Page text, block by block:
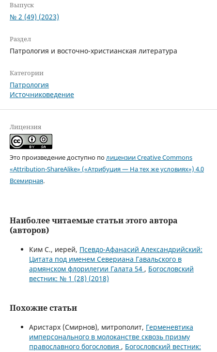
Выпуск
№ 2 (49) (2023)
Раздел
Патрология и восточно-христианская литература
Категории
Патрология
Источниковедение
Лицензия
Это произведение доступно полицензии Creative Commons
«Attribution-ShareAlike» («Атрибуция — На тех же условиях») 4.0
Всемирная.
Наиболее читаемые статьи этого автора
(авторов)
Ким С., иерей, Псевдо-Афанасий Александрийский:
Цитата под именем Севериана Гавальского в
армянском флорилегии Галата 54 , Богословский
вестник: № 1 (28) (2018)
Похожие статьи
Аристарх (Смирнов), митрополит, Герменевтика
имперсонального в молоканстве сквозь призму
православного богословия , Богословский вестник: